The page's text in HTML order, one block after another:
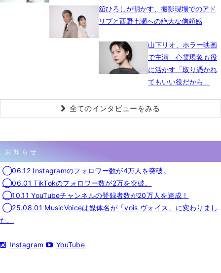
舘ひろしが明かす、撮影現場でのアド
リブと西野七瀬への絶大な信頼感
山下リオ、ホラー映画
で主演 心霊現象も役
に活かす「取り憑かれ
てもいい役だから」
全てのインタビューをみる
お知らせ
◯06.12 Instagramのフォロワー数が4万人を突破。
◯06.01 TikTokのフォロワー数が2万を突破。
◯10.11 YouTubeチャンネルの登録者数が20万人を達成！
◯25.08.01 MusicVoiceは媒体名が「vois ヴォイス」に変わりまし
た。
Instagram YouTube